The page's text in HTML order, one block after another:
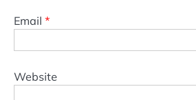
Email *
Website